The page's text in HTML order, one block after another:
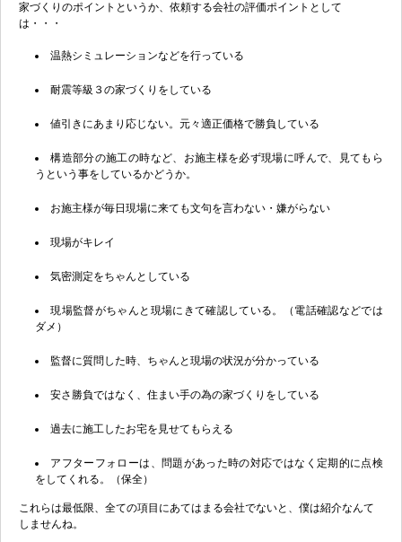
家づくりのポイントというか、依頼する会社の評価ポイントとして
は・・・
温熱シミュレーションなどを行っている
耐震等級３の家づくりをしている
値引きにあまり応じない。元々適正価格で勝負している
構造部分の施工の時など、お施主様を必ず現場に呼んで、見てもら
うという事をしているかどうか。
お施主様が毎日現場に来ても文句を言わない・嫌がらない
現場がキレイ
気密測定をちゃんとしている
現場監督がちゃんと現場にきて確認している。（電話確認などでは
ダメ）
監督に質問した時、ちゃんと現場の状況が分かっている
安さ勝負ではなく、住まい手の為の家づくりをしている
過去に施工したお宅を見せてもらえる
アフターフォローは、問題があった時の対応ではなく定期的に点検
をしてくれる。（保全）
これらは最低限、全ての項目にあてはまる会社でないと、僕は紹介なんて
しませんね。